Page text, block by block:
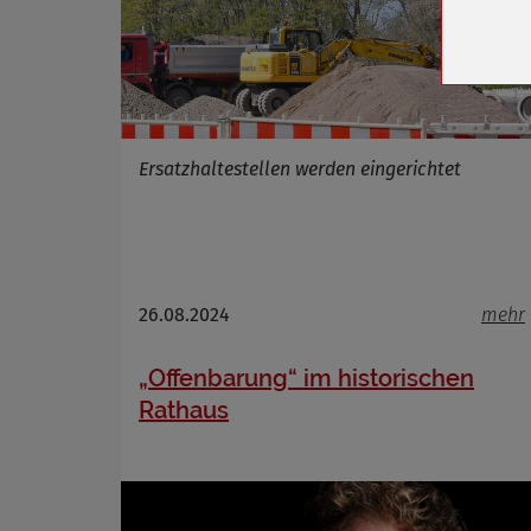
Ersatzhaltestellen werden eingerichtet
26.08.2024 mehr
„Offenbarung“ im historischen
Rathaus
Cookie